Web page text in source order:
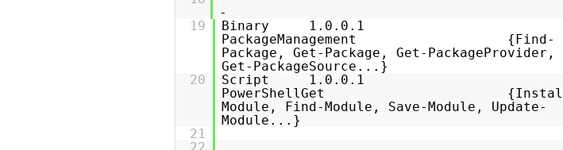
19
Binary 1.0.0.1
PackageManagement {Find-
Package, Get-Package, Get-PackageProvider,
Get-PackageSource...}
20
Script 1.0.0.1
PowerShellGet
Module, Find-Module, Save-Module, Update-
Module...}
21